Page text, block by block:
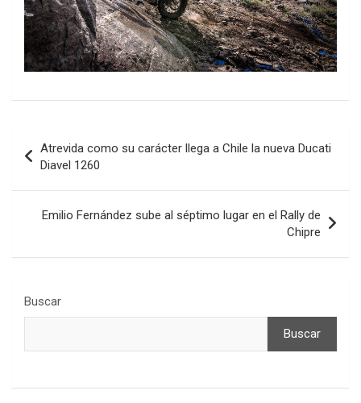
de
entradas
Atrevida como su carácter llega a Chile la nueva Ducati
Diavel 1260
Emilio Fernández sube al séptimo lugar en el Rally de
Chipre
Buscar
Buscar